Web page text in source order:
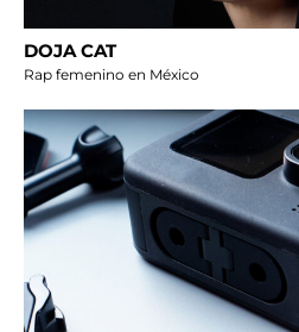
DOJA CAT
Rap femenino en México